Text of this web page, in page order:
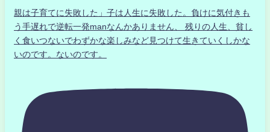
親は子育てに失敗した」子は人生に失敗した。負けに気付きも
う手遅れで逆転一発manなんかありません、 残りの人生、貧し
く食いつないでわずかな楽しみなど見つけて生きていくしかな
いのです。ないのです。